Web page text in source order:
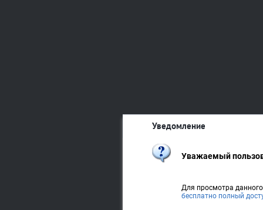
Уведомление
Уважаемый
Для просмотра
бесплатно полный